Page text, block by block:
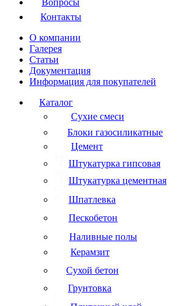
Вопросы
Контакты
О компании
Галерея
Статьи
Документация
Информация для покупателей
Каталог
Сухие смеси
Блоки газосиликатные
Цемент
Штукатурка гипсовая
Штукатурка цементная
Шпатлевка
Пескобетон
Наливные полы
Керамзит
Сухой бетон
Грунтовка